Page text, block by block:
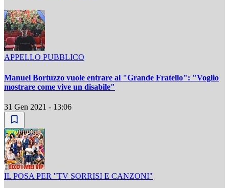
APPELLO PUBBLICO
Manuel Bortuzzo vuole entrare al "Grande Fratello": "Voglio
mostrare come vive un disabile"
31 Gen 2021 - 13:06
IL POSA PER "TV SORRISI E CANZONI"